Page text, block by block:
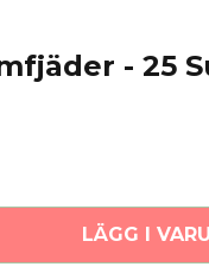
- 25
LÄGG I